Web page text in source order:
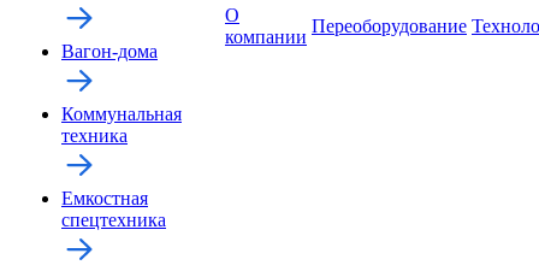
Вагон-дома
Коммунальная
техника
Емкостная
спецтехника
О
компании
Переоборудование